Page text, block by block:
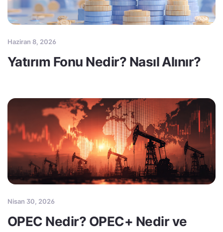
Haziran 8, 2026
Yatırım Fonu Nedir? Nasıl Alınır?
Nisan 30, 2026
OPEC Nedir? OPEC+ Nedir ve